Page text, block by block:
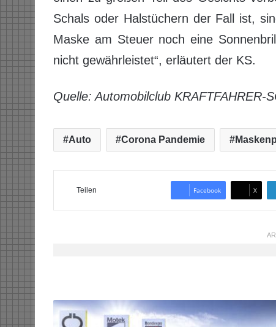
Schals oder Halstüchern der Fall ist,
Maske am Steuer noch eine
nicht gewährleistet“, erläutert der KS.
Quelle: Automobilclub KRAFTFAHRER-
Auto Corona Pandemie
Teilen Facebook X
M